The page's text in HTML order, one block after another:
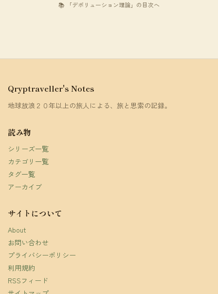
📚 「デボリューション理論」の目次へ
Qryptraveller's Notes
地球放浪２０年以上の旅人による、旅と思索の記録。
読み物
シリーズ一覧
カテゴリ一覧
タグ一覧
アーカイブ
サイトについて
About
お問い合わせ
プライバシーポリシー
利用規約
RSSフィード